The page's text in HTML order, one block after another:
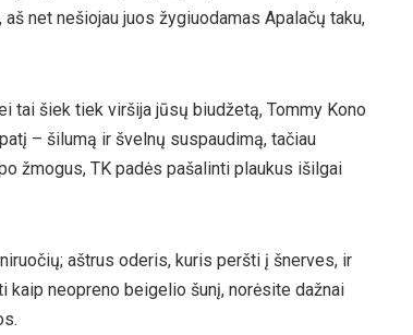
net nešiojau juos žygiuodamas Apalačų taku,
tai šiek tiek viršija jūsų biudžetą, Tommy Kono
– šilumą ir švelnų suspaudimą, tačiau
žmogus, TK padės pašalinti plaukus išilgai
aštrus oderis, kuris peršti į šnerves, ir
kaip neopreno beigelio šunį, norėsite dažnai